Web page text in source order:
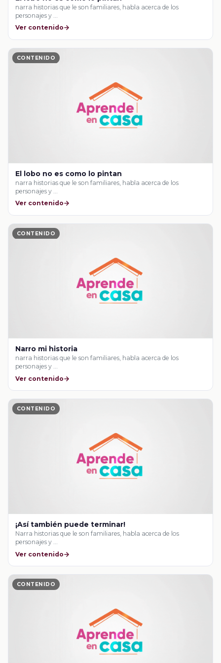
narra historias que le son familiares, habla acerca de los
personajes y …
Ver contenido
CONTENIDO
El lobo no es como lo pintan
narra historias que le son familiares, habla acerca de los
personajes y …
Ver contenido
CONTENIDO
Narro mi historia
narra historias que le son familiares, habla acerca de los
personajes y …
Ver contenido
CONTENIDO
¡Así también puede terminar!
Narra historias que le son familiares, habla acerca de los
personajes y …
Ver contenido
CONTENIDO